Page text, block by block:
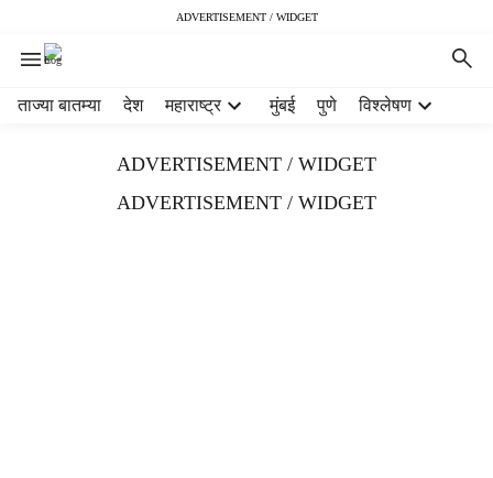
ADVERTISEMENT / WIDGET
ताज्या बातम्या देश महाराष्ट्र मुंबई पुणे विश्लेषण
ADVERTISEMENT / WIDGET
ADVERTISEMENT / WIDGET